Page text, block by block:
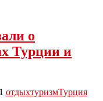
о
Турции и
отдыхтуризмТурция